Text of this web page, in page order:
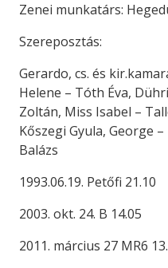
Zenei munkatárs:
Szereposztás:
Gerardo, cs. és
Helene – Tóth Éva,
Zoltán, Miss Isabel –
Kőszegi Gyula, George
Balázs
1993.06.19. Petőfi 21.10
2003. okt. 24. B 14.05
2011. március 27 MR6